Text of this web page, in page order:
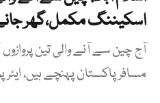
اسکیننگ مکمل،گھر
مسافر پاکستان پہنچے ہیں،